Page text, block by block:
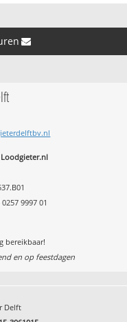
»
9997 01
bereikbaar!
en op feestdagen
Delft